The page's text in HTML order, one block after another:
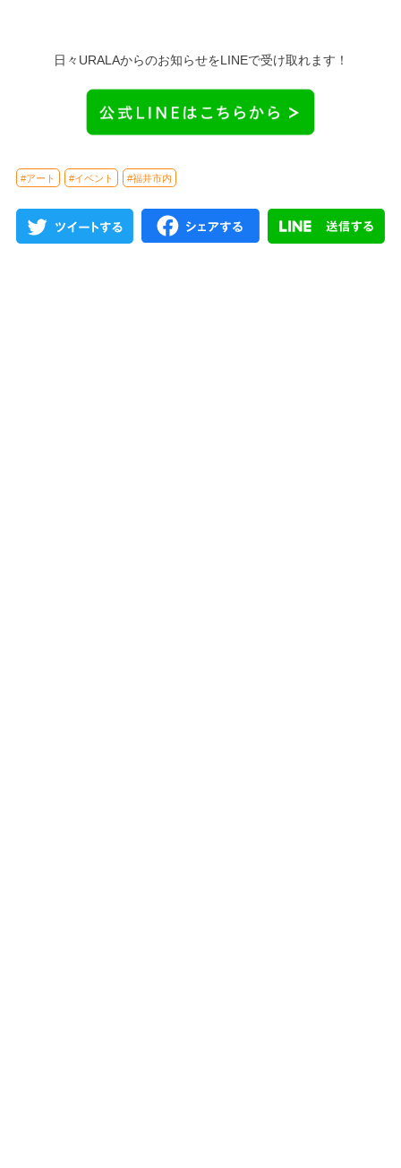
日々URALAからのお知らせをLINEで受け取れます！
#アート #イベント #福井市内